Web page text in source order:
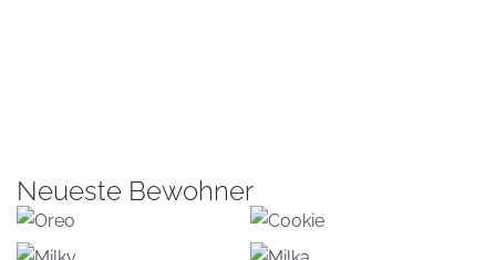
Neueste Bewohner